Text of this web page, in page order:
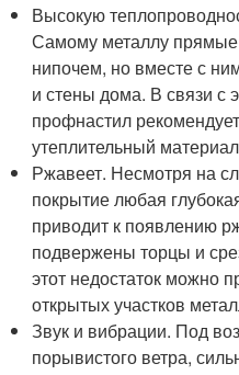
Высокую
Самому металлу прямые
нипочем, но вместе с
и стены дома. В связи с
профнастил
утеплительный
Ржавеет. Несмотря на
покрытие любая
приводит к появлению
подвержены торцы и
этот недостаток можно
открытых участков
Звук и вибрации. Под
порывистого ветра,